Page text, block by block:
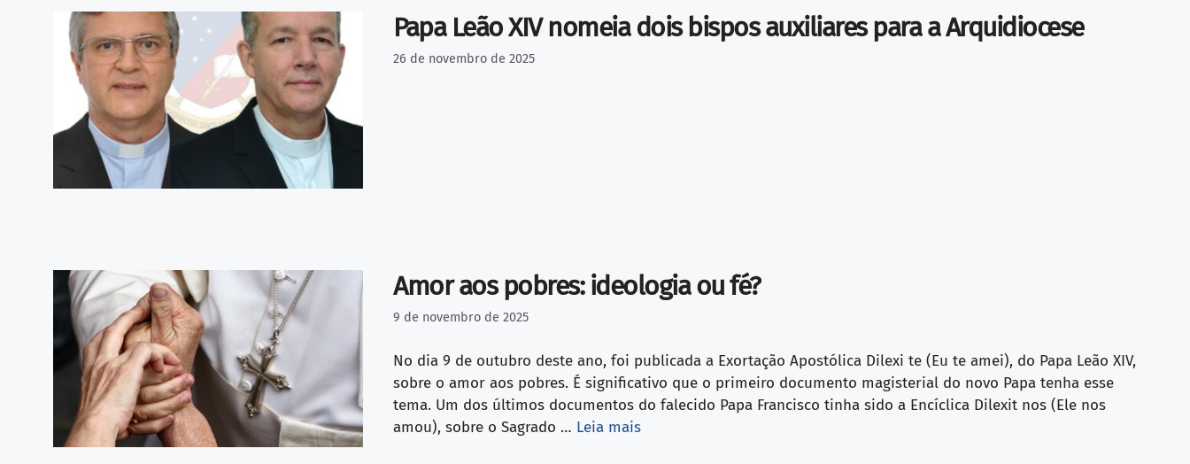
Papa Leão XIV nomeia dois bispos auxiliares para a Arquidiocese
26 de novembro de 2025
Amor aos pobres: ideologia ou fé?
9 de novembro de 2025
No dia 9 de outubro deste ano, foi publicada a Exortação Apostólica Dilexi te (Eu te amei), do Papa Leão XIV,
sobre o amor aos pobres. É significativo que o primeiro documento magisterial do novo Papa tenha esse
tema. Um dos últimos documentos do falecido Papa Francisco tinha sido a Encíclica Dilexit nos (Ele nos
amou), sobre o Sagrado … Leia mais